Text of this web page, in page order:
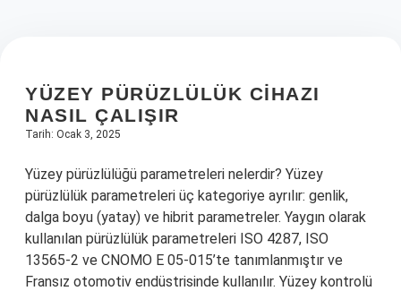
YÜZEY PÜRÜZLÜLÜK CIHAZI
NASIL ÇALIŞIR
Tarih: Ocak 3, 2025
Yüzey pürüzlülüğü parametreleri nelerdir? Yüzey
pürüzlülük parametreleri üç kategoriye ayrılır: genlik,
dalga boyu (yatay) ve hibrit parametreler. Yaygın olarak
kullanılan pürüzlülük parametreleri ISO 4287, ISO
13565-2 ve CNOMO E 05-015’te tanımlanmıştır ve
Fransız otomotiv endüstrisinde kullanılır. Yüzey kontrolü